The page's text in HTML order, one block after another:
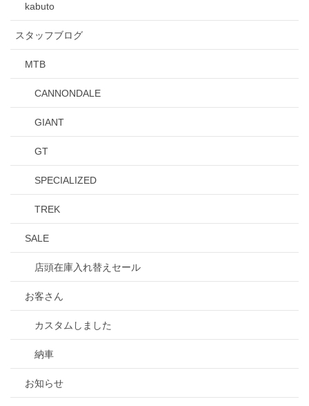
kabuto
スタッフブログ
MTB
CANNONDALE
GIANT
GT
SPECIALIZED
TREK
SALE
店頭在庫入れ替えセール
お客さん
カスタムしました
納車
お知らせ